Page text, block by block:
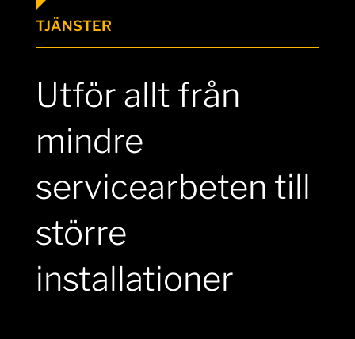
TJÄNSTER
Utför allt från
mindre
servicearbeten till
större
installationer